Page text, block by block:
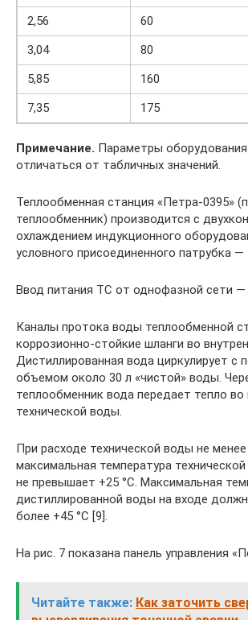
2,56
60
3,04
80
5,85
160
7,35
175
Примечание. Параметры
отличаться от табличных значений.
Теплообменная станция «Петра-0395»
теплообменник) производится с
охлаждением индукционного
условного присоединенного патрубка
Ввод питания ТС от однофазной сети —
Каналы протока воды теплообменной
коррозионно-стойкие шланги во
Дистиллированная вода циркулирует
объемом около 30 л «чистой» воды.
теплообменник вода передает тепло во
технической воды.
При расходе технической воды не
максимальная температура
не превышает +25 °С. Максимальная
дистиллированной воды на входе
более +45 °С [9].
На рис. 7 показана панель управления
Читайте также: Как заточить